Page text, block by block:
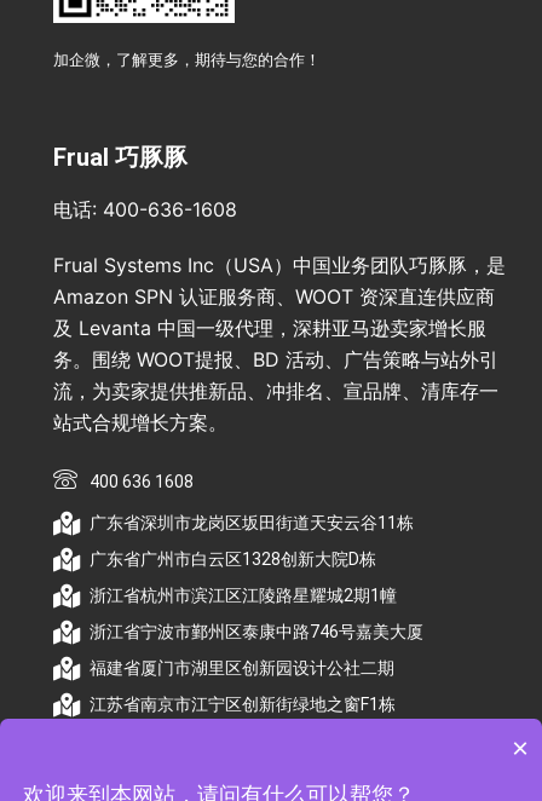
加企微，了解更多，期待与您的合作！
Frual 巧豚豚
电话: 400-636-1608
Frual Systems Inc（USA）中国业务团队巧豚豚，是
Amazon SPN 认证服务商、WOOT 资深直连供应商
及 Levanta 中国一级代理，深耕亚马逊卖家增长服
务。围绕 WOOT提报、BD 活动、广告策略与站外引
流，为卖家提供推新品、冲排名、宣品牌、清库存一
站式合规增长方案。
400 636 1608
广东省深圳市龙岗区坂田街道天安云谷11栋
广东省广州市白云区1328创新大院D栋
浙江省杭州市滨江区江陵路星耀城2期1幢
浙江省宁波市鄞州区泰康中路746号嘉美大厦
福建省厦门市湖里区创新园设计公社二期
江苏省南京市江宁区创新街绿地之窗F1栋
×
欢迎来到本网站，请问有什么可以帮您？